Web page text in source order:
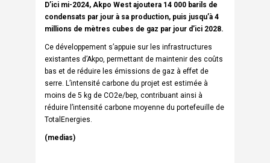
D’ici mi-2024, Akpo West ajoutera 14 000 barils de
condensats par jour à sa production, puis jusqu’à 4
millions de mètres cubes de gaz par jour d’ici 2028.
Ce développement s’appuie sur les infrastructures
existantes d’Akpo, permettant de maintenir des coûts
bas et de réduire les émissions de gaz à effet de
serre. L’intensité carbone du projet est estimée à
moins de 5 kg de CO2e/bep, contribuant ainsi à
réduire l’intensité carbone moyenne du portefeuille de
TotalEnergies.
(medias)